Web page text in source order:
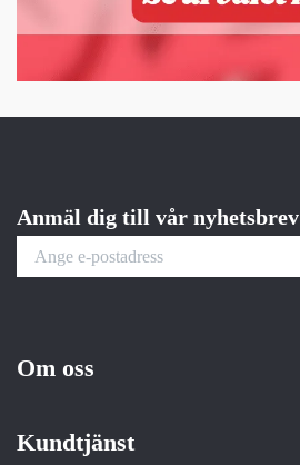
Anmäl dig till vår nyhetsbrev
Om oss
Kundtjänst